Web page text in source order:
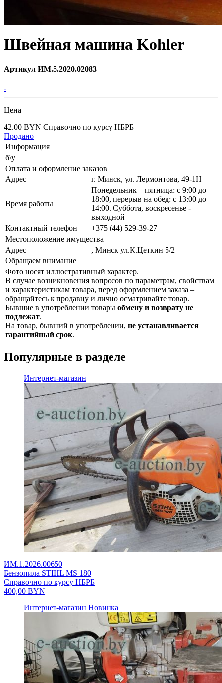
Швейная машина Kohler
Артикул ИМ.5.2020.02083
-
Цена
42.00 BYN Справочно по курсу НБРБ
Продано
Информация
б\у
Оплата и оформление заказов
Адрес
г. Минск, ул. Лермонтова, 49-1Н
Время работы
Понедельник – пятница: с 9:00 до
18:00, перерыв на обед: с 13:00 до
14:00. Суббота, воскресенье -
выходной
Контактный телефон
+375 (44) 529-39-27
Местоположение имущества
Адрес
, Минск ул.К.Цеткин 5/2
Обращаем внимание
Фото носят иллюстративный характер.
В случае возникновения вопросов по параметрам, свойствам
и характеристикам товара, перед оформлением заказа –
обращайтесь к продавцу и лично осматривайте товар.
Бывшие в употреблении товары обмену и возврату не
подлежат.
На товар, бывший в употреблении, не устанавливается
гарантийный срок.
Популярные в разделе
Интернет-магазин
ИМ.1.2026.00650
Бензопила STIHL MS 180
Справочно по курсу НБРБ
400,00 BYN
Интернет-магазин Новинка